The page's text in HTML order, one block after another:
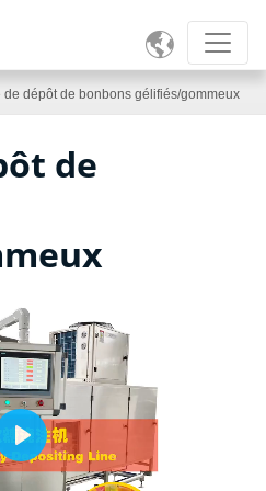

de dépôt de bonbons gélifiés/gommeux
de
Play